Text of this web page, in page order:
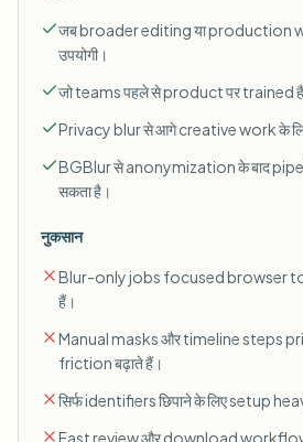
जब broader editing या production
उपयोगी।
जो teams पहले से product पर trained हैं
Privacy blur से आगे creative work के
BGBlur से anonymization के बाद
सकता है।
नुकसान
Blur-only jobs focused browser
हैं।
Manual masks और timeline steps
friction बढ़ाते हैं।
सिर्फ identifiers छिपाने के लिए setup
Fast review और download workflow